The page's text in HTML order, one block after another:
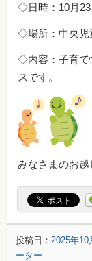
◇日時：10月23
◇場所：中央児
◇内容：子育て
スです。
みなさまのお越
投稿日： 2025年10
ーター